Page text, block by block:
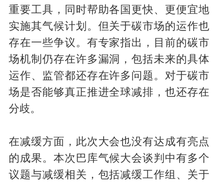
重要工具，同时帮助各国更快、更便宜地
实施其气候计划。但关于碳市场的运作也
存在一些争议。有专家指出，目前的碳市
场机制仍存在许多漏洞，包括未来的具体
运作、监管都还存在许多问题。对于碳市
场是否能够真正推进全球减排，也还存在
分歧。
在减缓方面，此次大会也没有达成有亮点
的成果。本次巴库气候大会谈判中有多个
议题与减缓相关，包括减缓工作组、关于